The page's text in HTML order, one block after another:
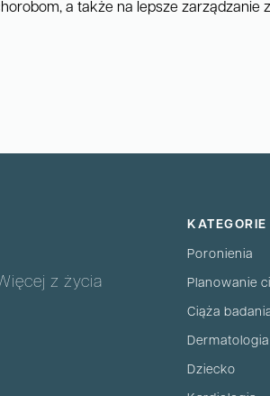
a także na lepsze zarządzanie
z życia
KATEGORIE
Poronienia
Planowanie
Ciąża
Dermatologia
Dziecko